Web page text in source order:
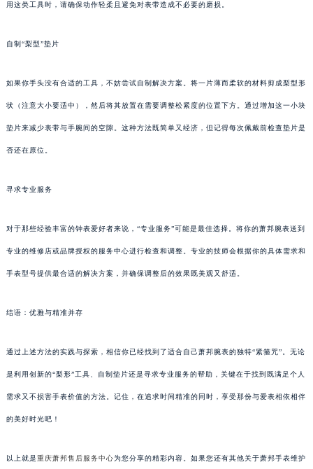
用这类工具时，请确保动作轻柔且避免对表带造成不必要的磨损。
自制“梨型”垫片
如果你手头没有合适的工具，不妨尝试自制解决方案。将一片薄而柔软的材料剪成梨型形
状（注意大小要适中），然后将其放置在需要调整松紧度的位置下方。通过增加这一小块
垫片来减少表带与手腕间的空隙。这种方法既简单又经济，但记得每次佩戴前检查垫片是
否还在原位。
寻求专业服务
对于那些经验丰富的钟表爱好者来说，“专业服务”可能是最佳选择。将你的萧邦腕表送到
专业的维修店或品牌授权的服务中心进行检查和调整。专业的技师会根据你的具体需求和
手表型号提供最合适的解决方案，并确保调整后的效果既美观又舒适。
结语：优雅与精准并存
通过上述方法的实践与探索，相信你已经找到了适合自己萧邦腕表的独特“紧箍咒”。无论
是利用创新的“梨形”工具、自制垫片还是寻求专业服务的帮助，关键在于找到既满足个人
需求又不损害手表价值的方法。记住，在追求时间精准的同时，享受那份与爱表相依相伴
的美好时光吧！
以上就是重庆萧邦售后服务中心为您分享的精彩内容。如果您还有其他关于萧邦手表维护